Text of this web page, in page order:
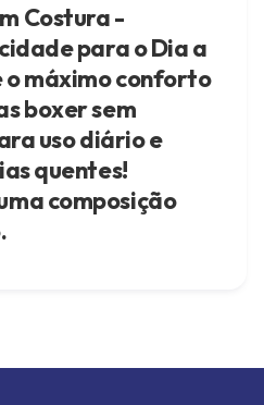
Costura -
para o Dia a
o máximo conforto
boxer sem
uso diário e
quentes!
composição